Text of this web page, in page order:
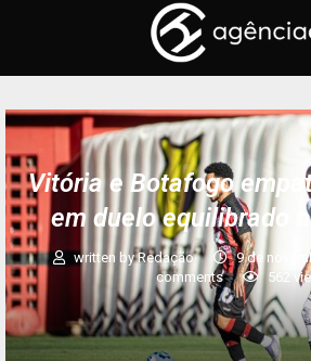
Vitória e Botafogo
em duelo equilibrado
written byRedação 9 de
comments
562